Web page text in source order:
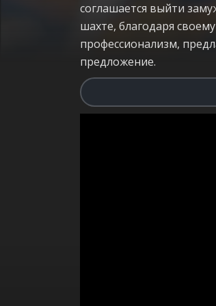
соглашается выйти
шахте, благодаря
профессионализм,
предложение.